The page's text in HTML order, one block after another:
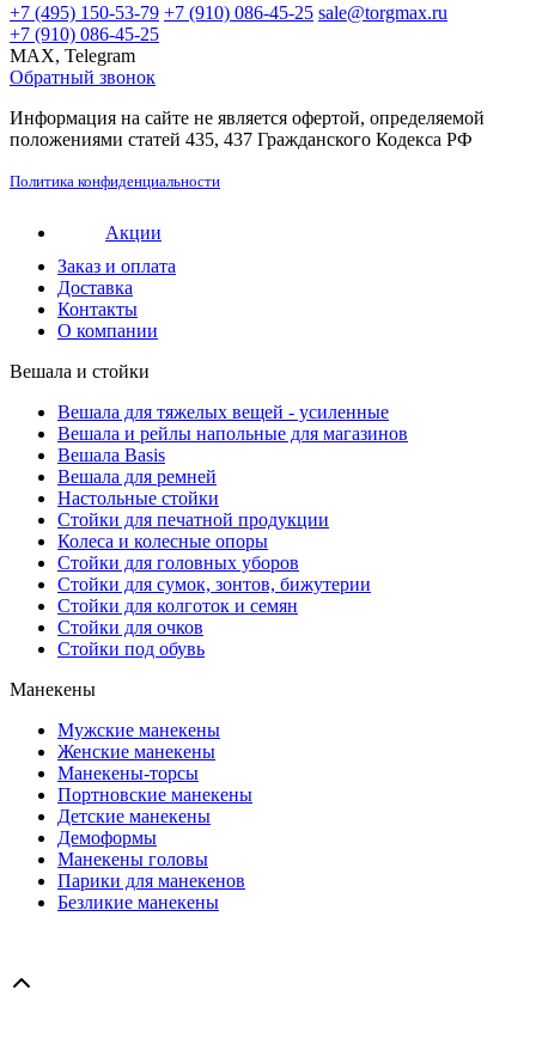
+7 (495) 150-53-79 +7 (910) 086-45-25 sale@torgmax.ru
+7 (910) 086-45-25
MAX, Telegram
Обратный звонок
Информация на сайте не является офертой, определяемой
положениями статей 435, 437 Гражданского Кодекса РФ
Политика конфиденциальности
Акции
Заказ и оплата
Доставка
Контакты
О компании
Вешала и стойки
Вешала для тяжелых вещей - усиленные
Вешала и рейлы напольные для магазинов
Вешала Basis
Вешала для ремней
Настольные стойки
Стойки для печатной продукции
Колеса и колесные опоры
Стойки для головных уборов
Стойки для сумок, зонтов, бижутерии
Стойки для колготок и семян
Стойки для очков
Стойки под обувь
Манекены
Мужские манекены
Женские манекены
Манекены-торсы
Портновские манекены
Детские манекены
Демоформы
Манекены головы
Парики для манекенов
Безликие манекены